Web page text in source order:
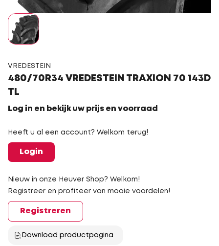
VREDESTEIN
480/70R34 VREDESTEIN TRAXION 70 143D
TL
Log in en bekijk uw prijs en voorraad
Heeft u al een account? Welkom terug!
Login
Nieuw in onze Heuver Shop? Welkom!
Registreer en profiteer van mooie voordelen!
Registreren
Download productpagina